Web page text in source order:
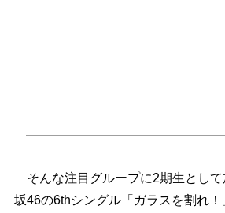
そんな注目グループに2期生とし
坂46の6thシングル「ガラスを割れ